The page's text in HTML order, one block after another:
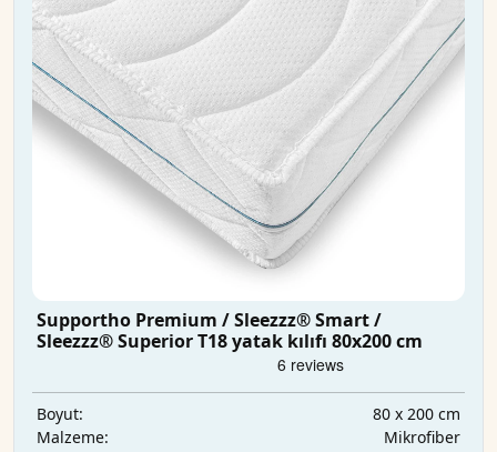
Supportho Premium / Sleezzz® Smart /
Sleezzz® Superior T18 yatak kılıfı 80x200 cm
Boyut:
80 x 200 cm
Malzeme:
Mikrofiber